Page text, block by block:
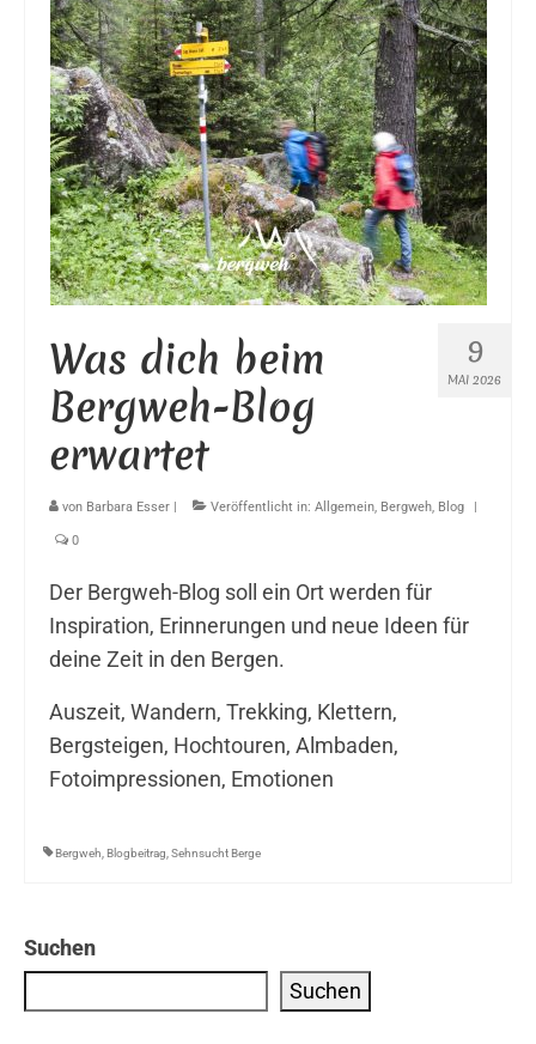
9
MAI 2026
Was dich beim
Bergweh-Blog
erwartet
von Barbara Esser Veröffentlicht in: Allgemein, Bergweh, Blog
0
Der Bergweh-Blog soll ein Ort werden für
Inspiration, Erinnerungen und neue Ideen für
deine Zeit in den Bergen.
Auszeit, Wandern, Trekking, Klettern,
Bergsteigen, Hochtouren, Almbaden,
Fotoimpressionen, Emotionen
Bergweh,Blogbeitrag,Sehnsucht Berge
Suchen
Suchen